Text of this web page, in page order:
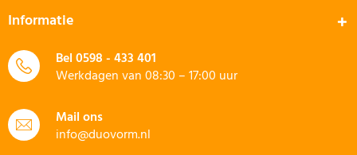
Informatie
Bel0598 - 433 401
Werkdagen van 08:30 – 17:00 uur
Mail ons
info@duovorm.nl